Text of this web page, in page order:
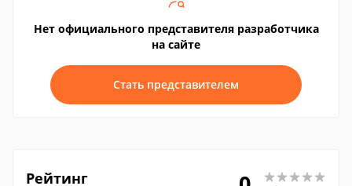
Нет официального представителя разработчика
на сайте
Стать представителем
Рейтинг